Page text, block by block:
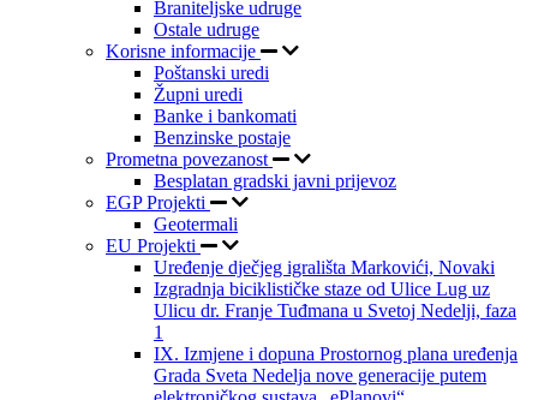
Braniteljske udruge
Ostale udruge
Korisne informacije
Poštanski uredi
Župni uredi
Banke i bankomati
Benzinske postaje
Prometna povezanost
Besplatan gradski javni prijevoz
EGP Projekti
Geotermali
EU Projekti
Uređenje dječjeg igrališta Markovići, Novaki
Izgradnja biciklističke staze od Ulice Lug uz
Ulicu dr. Franje Tuđmana u Svetoj Nedelji, faza
1
IX. Izmjene i dopuna Prostornog plana uređenja
Grada Sveta Nedelja nove generacije putem